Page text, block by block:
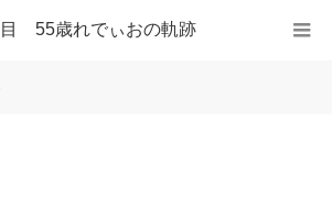
55歳れでぃおの軌跡